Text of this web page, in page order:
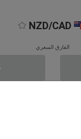
NZD/CAD
الفارق السعري